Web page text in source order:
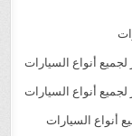
أنواع السيارات
أنواع السيارات
أنواع السيارات